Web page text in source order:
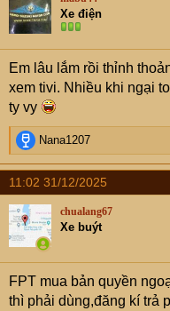
Xe điện
Em lâu lắm rồi thỉnh
xem tivi. Nhiều khi ngại
ty vy
R
e
a
c
t
i
o
n
s
:
Nana1207
11:02 31/12/2025
chualang67
Xe buýt
FPT mua bản quyền
thì phải dùng,đăng kí trả